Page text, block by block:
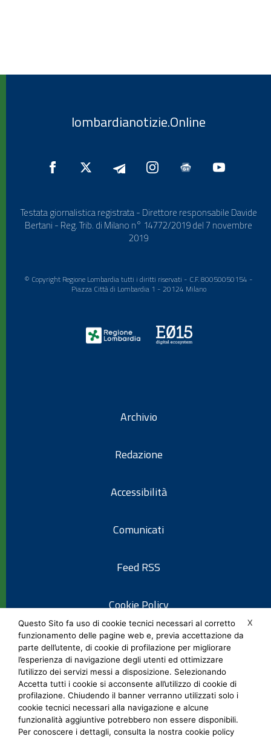
lombardianotizie.Online
Testata giornalistica registrata - Direttore responsabile Davide
Bertani - Reg. Trib. di Milano n° 14772/2019 del 7 novembre
2019
© Copyright Regione Lombardia tutti i diritti riservati - C.F. 80050050154 -
Piazza Città di Lombardia 1 - 20124 Milano
Archivio
Redazione
Accessibilità
Comunicati
Feed RSS
Cookie Policy
Informativa privacy
Note legali
Social Media Policy
X
Questo Sito fa uso di cookie tecnici necessari al corretto
funzionamento delle pagine web e, previa accettazione da
parte dell’utente, di cookie di profilazione per migliorare
l’esperienza di navigazione degli utenti ed ottimizzare
l’utilizzo dei servizi messi a disposizione. Selezionando
Accetta tutti i cookie si acconsente all’utilizzo di cookie di
profilazione. Chiudendo il banner verranno utilizzati solo i
cookie tecnici necessari alla navigazione e alcune
funzionalità aggiuntive potrebbero non essere disponibili.
Per conoscere i dettagli, consulta la nostra cookie policy